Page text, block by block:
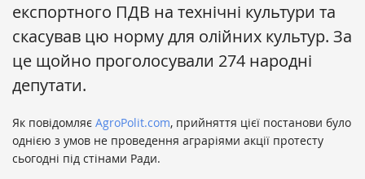
експортного ПДВ на технічні культури та
скасував цю норму для олійних культур. За
це щойно проголосували 274 народні
депутати.
Як повідомляє AgroPolit.com, прийняття цієї постанови було
однією з умов не проведення аграріями акції протесту
сьогодні під стінами Ради.